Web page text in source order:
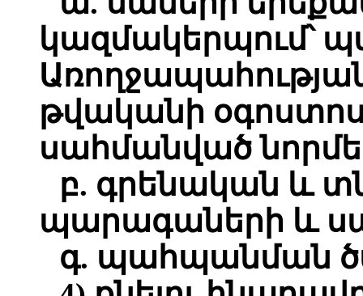
կազմակերպում՝
թվականի
սահմանված
բ. գրենական և
պարագաների և
գ. պահպանման